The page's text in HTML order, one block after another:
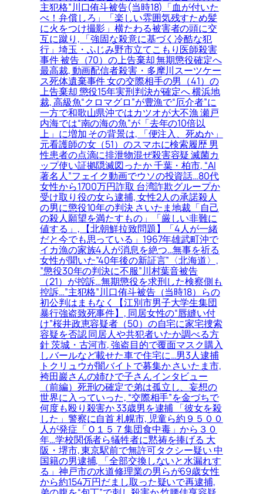
主犯格”川口侑斗被告(当時18)「血が付いた
べ！弁償しろ」「楽しい雰囲気残すため髪
に火をつけ撮影」横たわる被害者の頭に交
互に蹴り, 「強固な殺意に基づく冷酷な犯
行」埼玉・ふじみ野市立てこもり医師殺害
事件 被告（70）の上告棄却 無期懲役確定へ
最高裁, 動画配信者殺害・多摩川スーツケー
ス死体遺棄事件 女の交際相手の男（41）の
上告棄却 懲役15年実刑判決が確定へ 横浜地
裁, 高級魚“クロマグロ”が豊漁で“厄介者”に
一方で和歌山県沖ではカツオが大不漁 瀬戸
内海では“南の海の魚”が「去年の10倍以
上」に増加 その背景は, 「便注入、死ぬか」
元看護師の女（51）のスマホに検索履歴 男
性患者の点滴に排泄物混ぜ殺害容疑 滅菌カ
ップ使い証拠隠滅図ったか 千葉・柏市, “AI
著名人”フェイク動画でウソの投資話…80代
女性から1700万円詐取 台湾詐欺グループか
受け取り役の女ら逮捕, 女性2人の承諾殺人
の男に懲役10年の判決 さいたま地裁「自己
の殺人願望を満たすもの」「厳しい非難に
値する」, 【北朝鮮拉致問題】「4人が一緒
だと今でも思っている」1967年雄武町沖で
イカ漁の家族4人が消息を絶つ…無事を祈る
女性が聞いた”40年後の新証言”〈北海道〉,
”懲役30年の判決に不服”川村葉音被告
（21）が控訴…無期懲役を求刑した検察側も
控訴…”主犯格”川口侑斗被告（当時18）らの
初公判はまもなく【江別市男子大学生集団
暴行強盗致死事件】, 同居女性の“唇縫い付
け”桜井政恵容疑者（50）の自宅に家宅捜索
容疑を否認 同居人や共犯者いたか調べる方
針 茨城・古河市, 強盗目的で覆面マスク購入
しバールなど載せた車で住宅に…男3人逮捕
トクリュウが闇バイトで募集か さいたま市,
袴田巖さんの姉ひで子さんインタビュー
（前編）死刑の確定で弟は孤立し、妄想の
世界に入っていった, “交際相手”を金づちで
何度も殴り殺害か 33歳男を逮捕 「彼女を殺
した」警察に自首 札幌市, 児童ら約９５００
人が発症「Ｏ１５７集団食中毒」から３０
年…学校関係者ら犠牲者に黙祷を捧げる 大
阪・堺市, 東京駅前で無許可タクシー疑い 中
国籍の男逮捕, 「全部交換しないと水漏れす
る」神戸市の水道修理業の男らが69歳女性
から約154万円だまし取った疑いで再逮捕,